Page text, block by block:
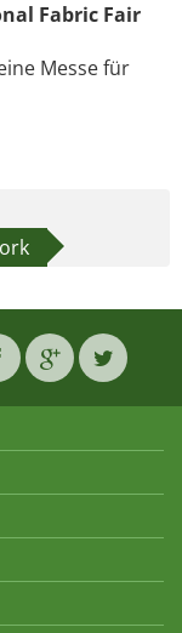
Fabric Fair
Messe für